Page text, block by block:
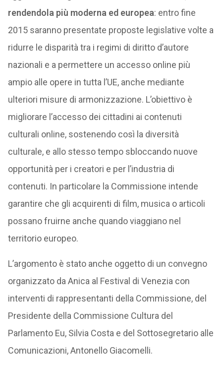
rendendola più moderna ed europea: entro fine
2015 saranno presentate proposte legislative volte a
ridurre le disparità tra i regimi di diritto d’autore
nazionali e a permettere un accesso online più
ampio alle opere in tutta l’UE, anche mediante
ulteriori misure di armonizzazione. L’obiettivo è
migliorare l’accesso dei cittadini ai contenuti
culturali online, sostenendo così la diversità
culturale, e allo stesso tempo sbloccando nuove
opportunità per i creatori e per l’industria di
contenuti. In particolare la Commissione intende
garantire che gli acquirenti di film, musica o articoli
possano fruirne anche quando viaggiano nel
territorio europeo.
L’argomento è stato anche oggetto di un convegno
organizzato da Anica al Festival di Venezia con
interventi di rappresentanti della Commissione, del
Presidente della Commissione Cultura del
Parlamento Eu, Silvia Costa e del Sottosegretario alle
Comunicazioni, Antonello Giacomelli.